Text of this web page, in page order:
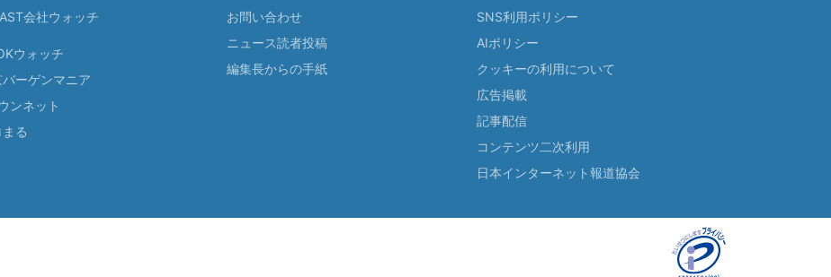
会社ウォッチ
ウォッチ
ーゲンマニア
ンネット
る
お問い合わせ
ニュース読者投稿
編集長からの手紙
SNS利用ポリシー
AIポリシー
クッキーの利用について
広告掲載
記事配信
コンテンツ二次利用
日本インターネット報道協会